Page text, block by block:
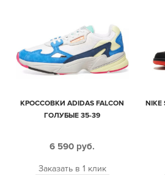
КРОССОВКИ ADIDAS FALCON
ГОЛУБЫЕ 35-39
6 590 руб.
Заказать в 1 клик
NIKE